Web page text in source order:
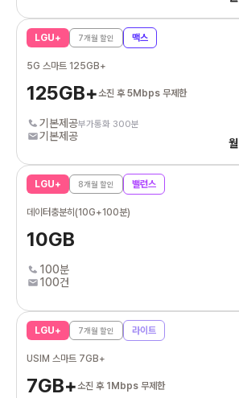
LGU+ 7개월 할인 맥스
5G 스마트 125GB+
125GB+소진 후 5Mbps 무제한
기본제공부가통화 300분
기본제공
월
LGU+ 8개월 할인 밸런스
데이터충분히(10G+100분)
10GB
100분
100건
LGU+ 7개월 할인 라이트
USIM 스마트 7GB+
7GB+소진 후 1Mbps 무제한